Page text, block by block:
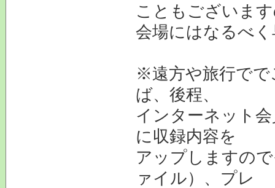
こともございま
会場にはなるべ
※遠方や旅行でで
ば、後程、
インターネット
に収録内容を
アップしますの
ァイル）、プレ